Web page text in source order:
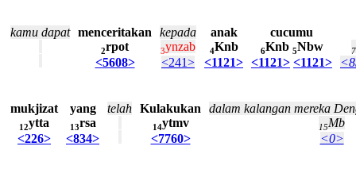
kamu dapat menceritakan
2rpot
<5608>
kepada
3ynzab
<241>
anak
4Knb
<1121>
cucumu
6Knb 5Nbw
<1121> <1121>
7
mukjizat
12ytta
<226>
yang
13rsa
<834>
telah Kulakukan
14ytmv
<7760>
dalam kalangan mereka
15Mb
<0>